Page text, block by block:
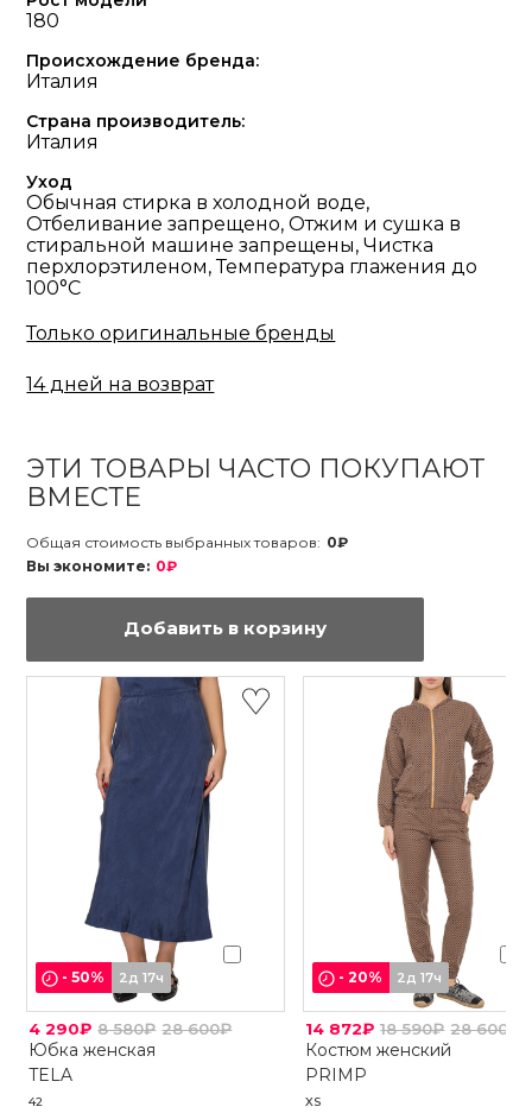
180
Происхождение бренда:
Италия
Страна производитель:
Италия
Уход
Обычная стирка в холодной воде,
Отбеливание запрещено, Отжим и сушка в
стиральной машине запрещены, Чистка
перхлорэтиленом, Температура глажения до
100°С
Только оригинальные бренды
14 дней на возврат
ЭТИ ТОВАРЫ ЧАСТО ПОКУПАЮТ
ВМЕСТЕ
Общая стоимость выбранных товаров: 0₽
Вы экономите: 0₽
Добавить в корзину
-50% 2д 17ч
4 290₽ 8 580₽ 28 600₽
Юбка женская
TELA
42
-20% 2д 17ч
14 872₽ 18 590₽ 28 600₽
Костюм женский
PRIMP
XS